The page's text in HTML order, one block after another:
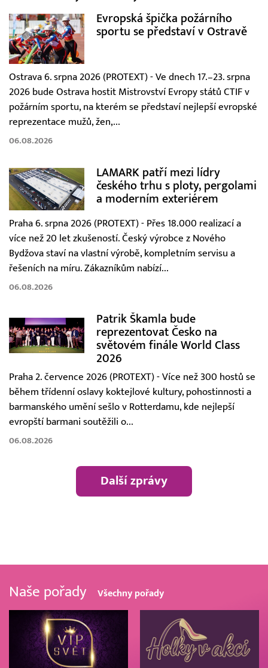
Evropská špička požárního
sportu se představí v Ostravě
Ostrava 6. srpna 2026 (PROTEXT) - Ve dnech 17.–23. srpna
2026 bude Ostrava hostit Mistrovství Evropy států CTIF v
požárním sportu, na kterém se představí nejlepší evropské
reprezentace mužů, žen,...
06.08.2026
LAMARK patří mezi lídry
českého trhu s ploty, pergolami
a moderním exteriérem
Praha 6. srpna 2026 (PROTEXT) - Přes 18.000 realizací a
více než 20 let zkušeností. Český výrobce z Nového
Bydžova staví na vlastní výrobě, kompletním servisu a
řešeních na míru. Zákazníkům nabízí...
06.08.2026
Patrik Škamla bude
reprezentovat Česko na
světovém finále World Class
2026
Praha 2. července 2026 (PROTEXT) - Více než 300 hostů se
během třídenní oslavy koktejlové kultury, pohostinnosti a
barmanského umění sešlo v Rotterdamu, kde nejlepší
evropští barmani soutěžili o...
06.08.2026
Další zprávy
Naše pořady Všechny pořady